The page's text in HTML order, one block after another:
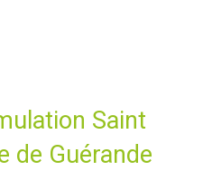
Saint
de Guérande